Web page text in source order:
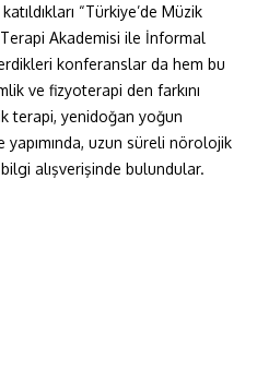
“Türkiye’de Müzik
Akademisi ile İnformal
konferanslar da hem bu
ve fizyoterapi den farkını
terapi, yenidoğan yoğun
yapımında, uzun süreli nörolojik
alışverişinde bulundular.